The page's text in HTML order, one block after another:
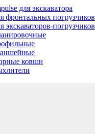
для экскаватора
фронтальных погрузчиков
экскаваторов-погрузчиков
ковши